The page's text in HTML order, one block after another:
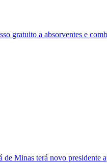
gratuito a absorventes e
de Minas terá novo presidente